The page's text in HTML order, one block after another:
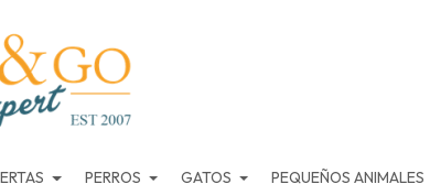
PERROS GATOS PEQUEÑOS ANIMALES